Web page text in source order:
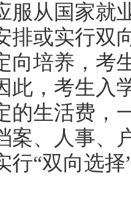
服从国家就
排或实行双
向培养，考
此，考生入
的生活费，
案、人事、
行“双向选